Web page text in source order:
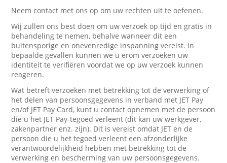
Neem contact met ons op om uw rechten uit te oefenen.
Wij zullen ons best doen om uw verzoek op tijd en gratis in
behandeling te nemen, behalve wanneer dit een
buitensporige en onevenredige inspanning vereist. In
bepaalde gevallen kunnen we u erom verzoeken uw
identiteit te verifiëren voordat we op uw verzoek kunnen
reageren.
Wat betreft verzoeken met betrekking tot de verwerking of
het delen van persoonsgegevens in verband met JET Pay
en/of JET Pay Card, kunt u contact opnemen met de persoon
die u het JET Pay-tegoed verleent (dit kan uw werkgever,
zakenpartner enz. zijn). Dit is vereist omdat JET en de
persoon die u het tegoed verleent een afzonderlijke
verantwoordelijkheid hebben met betrekking tot de
verwerking en bescherming van uw persoonsgegevens.